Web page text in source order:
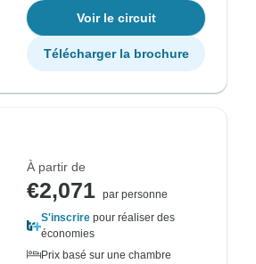
Voir le circuit
Télécharger la brochure
À partir de
€2,071 par personne
S'inscrire pour réaliser des
économies
Prix basé sur une chambre